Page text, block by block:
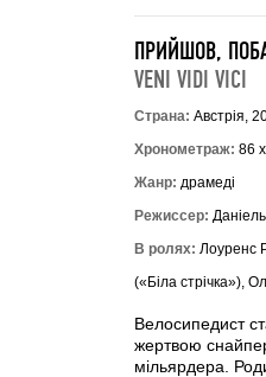
ПРИЙШОВ,
VENI VIDI VICI
Страна: Австрія,
Хронометраж: 86
Жанр: драмеді
Режиссер:
В ролях: Лоуренс
(«Біла стрічка»),
Велосипедист
жертвою
мільярдера.